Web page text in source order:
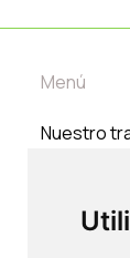
Menú
Nuestro
Nosotros